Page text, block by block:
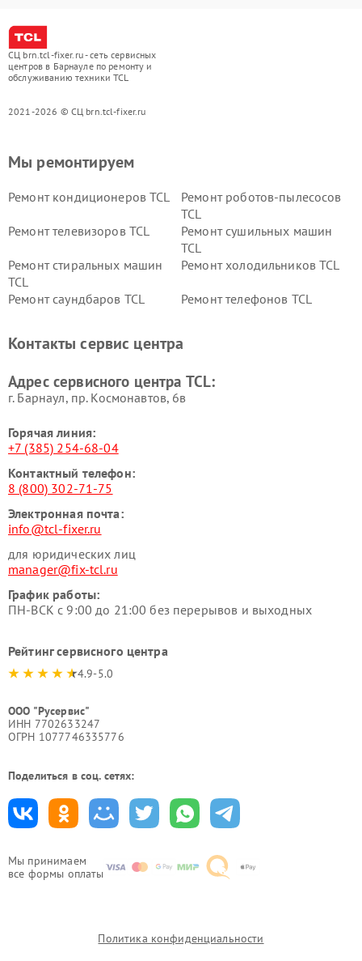
СЦ brn.tcl-fixer.ru - сеть сервисных
центров в Барнауле по ремонту и
обслуживанию техники TCL
2021-2026 © СЦ brn.tcl-fixer.ru
Мы принимаем
все формы оплаты
Мы ремонтируем
Ремонт кондиционеров TCL
Ремонт роботов-пылесосов
TCL
Ремонт телевизоров TCL
Ремонт сушильных машин
TCL
Ремонт стиральных машин
TCL
Ремонт холодильников TCL
Ремонт саундбаров TCL Ремонт телефонов TCL
Контакты сервис центра
Адрес сервисного центра TCL:
г. Барнаул, ​пр. Космонавтов, 6в
Горячая линия:
+7 (385) 254-68-04
Контактный телефон:
8 (800) 302-71-75
Электронная почта:
info@tcl-fixer.ru
для юридических лиц
manager@fix-tcl.ru
График работы:
ПН-ВСК с 9:00 до 21:00 без перерывов и выходных
Рейтинг сервисного центра
4.9-5.0
ООО "Русервис"
ИНН 7702633247
ОГРН 1077746335776
Поделиться в соц. сетях:
Политика конфиденциальности